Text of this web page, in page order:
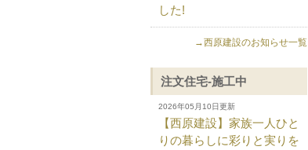
した!
→西原建設のお知らせ一覧
注文住宅-施工中
2026年05月10日更新
【西原建設】家族一人ひと
りの暮らしに彩りと実りを